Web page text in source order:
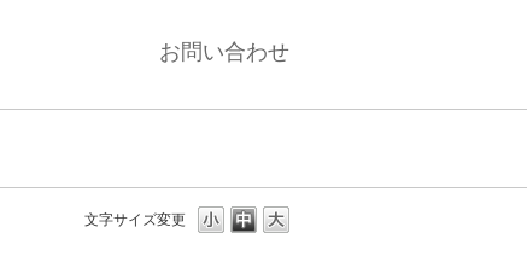
お問い合わせ
文字サイズ変更